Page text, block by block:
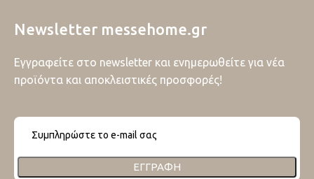
Newsletter messehome.gr
Εγγραφείτε στο newsletter και ενημερωθείτε για νέα
προϊόντα και αποκλειστικές προσφορές!
ΕΓΓΡΑΦΉ